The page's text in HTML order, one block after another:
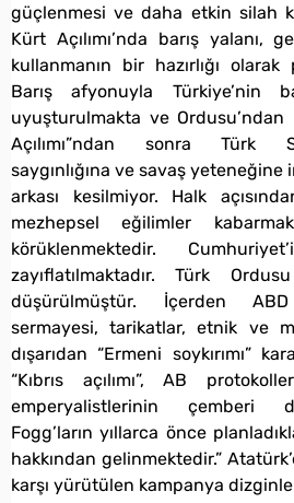
güçlenmesi ve daha etkin silah
Kürt Açılımı’nda barış yalanı,
kullanmanın bir hazırlığı
Barış afyonuyla Türkiye’nin
uyuşturulmakta ve Ordusu’ndan
Açılımı”ndan sonra Türk
saygınlığına ve savaş
arkası kesilmiyor. Halk
mezhepsel eğilimler
körüklenmektedir.
zayıflatılmaktadır. Türk
düşürülmüştür. İçerden
sermayesi, tarikatlar, etnik ve
dışarıdan “Ermeni soykırımı”
“Kıbrıs açılımı”, AB
emperyalistlerinin çemberi
Fogg’ların yıllarca önce
hakkından gelinmektedir.”
karşı yürütülen kampanya